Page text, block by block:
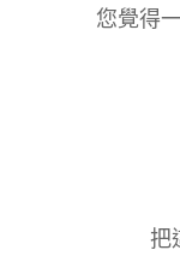
您覺得
把